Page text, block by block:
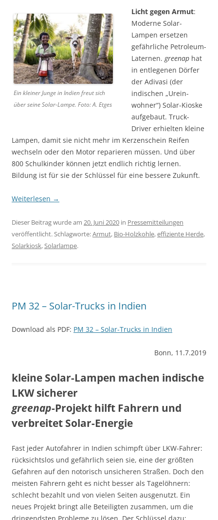
Ein kleiner Junge in Indien freut sich
über seine Solar-Lampe. Foto: A. Etges
Licht gegen Armut:
Moderne Solar-
Lampen ersetzen
gefährliche Petroleum-
Laternen. greenap hat
in entlegenen Dörfer
der Adivasi (der
indischen „Urein­
wohner“) Solar-Kioske
aufgebaut. Truck-
Driver erhielten kleine
Lampen, damit sie nicht mehr im Kerzen­schein Reifen
wechseln oder den Motor reparieren müssen. Und über
800 Schulkinder können jetzt endlich richtig lernen.
Bildung ist für sie der Schlüssel für eine bessere Zukunft.
Weiterlesen →
Dieser Beitrag wurde am 20. Juni 2020 in Pressemitteilungen
veröffentlicht. Schlagworte:Armut, Bio-Holzkohle,effiziente Herde,
Solarkiosk,Solarlampe.
PM 32 – Solar-Trucks in Indien
Download als PDF: PM 32 – Solar-Trucks in Indien
Bonn, 11.7.2019
kleine Solar-Lampen machen indische
LKW sicherer
greenap-Projekt hilft Fahrern und
verbreitet Solar-Energie
Fast jeder Autofahrer in Indien schimpft über LKW-Fahrer:
rück­sichts­los und gefährlich seien sie, eine der größten
Gefahren auf den notorisch unsicheren Straßen. Doch den
meisten Fahrern geht es nicht besser als Tagelöhnern:
schlecht bezahlt und von vielen Seiten ausgenutzt. Ein
neues Projekt bringt alle Beteiligten zusam­men, um die